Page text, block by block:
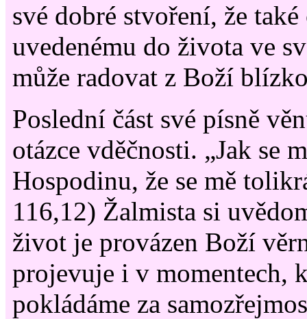
své dobré stvoření, že
uvedenému do života ve
může radovat z Boží
Poslední část své písně
otázce vděčnosti. „Jak se
Hospodinu, že se mě
116,12) Žalmista si
život je provázen Boží
projevuje i v momentech,
pokládáme za